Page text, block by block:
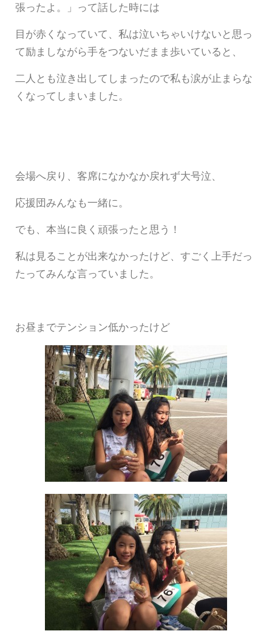
張ったよ。」って話した時には
目が赤くなっていて、私は泣いちゃいけないと思っ
て励ましながら手をつないだまま歩いていると、
二人とも泣き出してしまったので私も涙が止まらな
くなってしまいました。
会場へ戻り、客席になかなか戻れず大号泣、
応援団みんなも一緒に。
でも、本当に良く頑張ったと思う！
私は見ることが出来なかったけど、すごく上手だっ
たってみんな言っていました。
お昼までテンション低かったけど